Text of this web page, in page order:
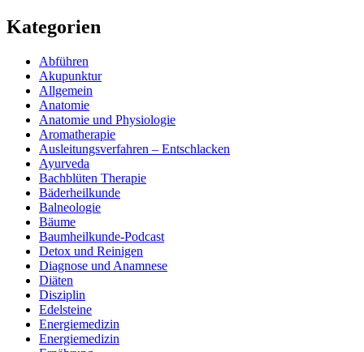
Kategorien
Abführen
Akupunktur
Allgemein
Anatomie
Anatomie und Physiologie
Aromatherapie
Ausleitungsverfahren – Entschlacken
Ayurveda
Bachblüten Therapie
Bäderheilkunde
Balneologie
Bäume
Baumheilkunde-Podcast
Detox und Reinigen
Diagnose und Anamnese
Diäten
Disziplin
Edelsteine
Energiemedizin
Energiemedizin